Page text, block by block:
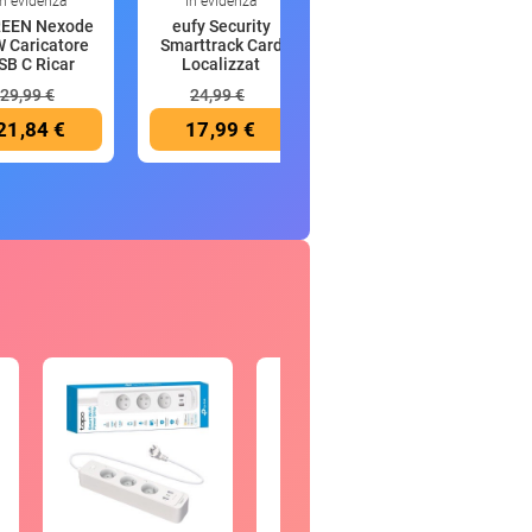
Nexode
Caricatore
C Ricar
29,99 €
€
eufy Security
Smarttrack Card
Localizzat
24,99 €
17,99 €